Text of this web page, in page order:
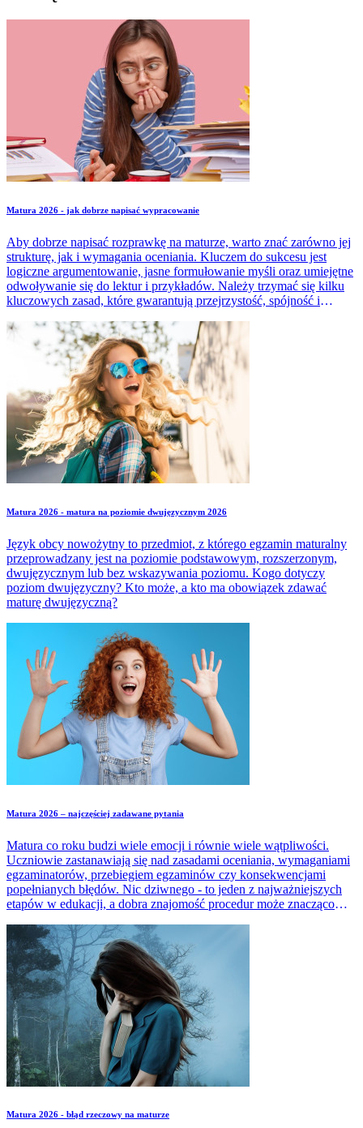
Matura 2026 - jak dobrze napisać wypracowanie
Aby dobrze napisać rozprawkę na maturze, warto znać zarówno jej
strukturę, jak i wymagania oceniania. Kluczem do sukcesu jest
logiczne argumentowanie, jasne formułowanie myśli oraz umiejętne
odwoływanie się do lektur i przykładów. Należy trzymać się kilku
kluczowych zasad, które gwarantują przejrzystość, spójność i
powinna zawierać praca, do czego powinna się odwoływać, jaka
ma być jej minimalna długość.
Matura 2026 - matura na poziomie dwujęzycznym 2026
Język obcy nowożytny to przedmiot, z którego egzamin maturalny
przeprowadzany jest na poziomie podstawowym, rozszerzonym,
dwujęzycznym lub bez wskazywania poziomu. Kogo dotyczy
poziom dwujęzyczny? Kto może, a kto ma obowiązek zdawać
maturę dwujęzyczną?
Matura 2026 – najczęściej zadawane pytania
Matura co roku budzi wiele emocji i równie wiele wątpliwości.
Uczniowie zastanawiają się nad zasadami oceniania, wymaganiami
egzaminatorów, przebiegiem egzaminów czy konsekwencjami
popełnianych błędów. Nic dziwnego - to jeden z najważniejszych
etapów w edukacji, a dobra znajomość procedur może znacząco
pytania dotyczące matury i udzieliliśmy na nie prostych, rzetelnych
odpowiedzi.
Matura 2026 - błąd rzeczowy na maturze